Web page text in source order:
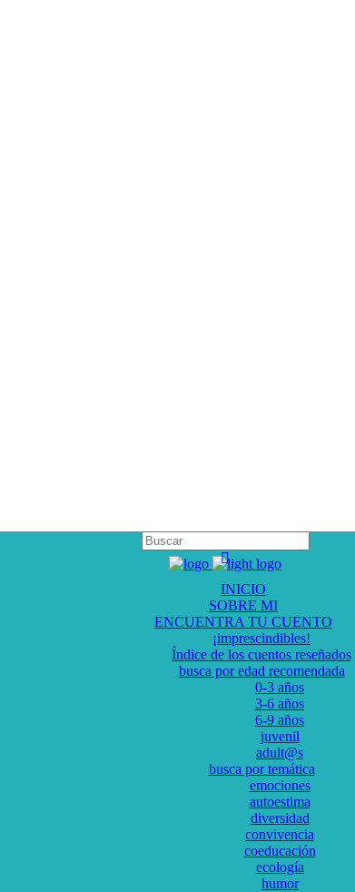
INICIO
SOBRE MI
ENCUENTRA TU CUENTO
¡imprescindibles!
Índice de los cuentos reseñados
busca por edad recomendada
0-3 años
3-6 años
6-9 años
juvenil
adult@s
busca por temática
emociones
autoestima
diversidad
convivencia
coeducación
ecología
humor